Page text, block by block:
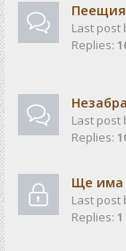
Last post
Replies:
Last post
Replies:
Ще има
Last post
Replies: 1